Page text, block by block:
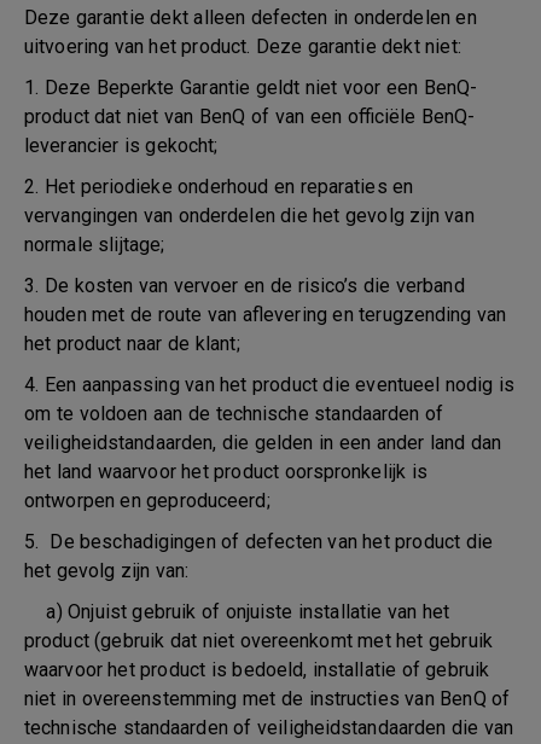
Deze garantie dekt alleen defecten in onderdelen en
uitvoering van het product. Deze garantie dekt niet:
1. Deze Beperkte Garantie geldt niet voor een BenQ-
product dat niet van BenQ of van een officiële BenQ-
leverancier is gekocht;
2. Het periodieke onderhoud en reparaties en
vervangingen van onderdelen die het gevolg zijn van
normale slijtage;
3. De kosten van vervoer en de risico’s die verband
houden met de route van aflevering en terugzending van
het product naar de klant;
4. Een aanpassing van het product die eventueel nodig is
om te voldoen aan de technische standaarden of
veiligheidstandaarden, die gelden in een ander land dan
het land waarvoor het product oorspronkelijk is
ontworpen en geproduceerd;
5. De beschadigingen of defecten van het product die
het gevolg zijn van:
a) Onjuist gebruik of onjuiste installatie van het
product (gebruik dat niet overeenkomt met het gebruik
waarvoor het product is bedoeld, installatie of gebruik
niet in overeenstemming met de instructies van BenQ of
technische standaarden of veiligheidstandaarden die van